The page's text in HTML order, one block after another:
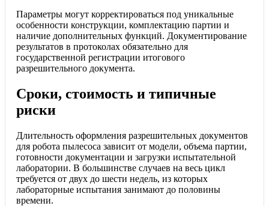
Параметры могут корректироваться под уникальные
особенности конструкции, комплектацию партии и
наличие дополнительных функций. Документирование
результатов в протоколах обязательно для
государственной регистрации итогового
разрешительного документа.
Сроки, стоимость и типичные
риски
Длительность оформления разрешительных документов
для робота пылесоса зависит от модели, объема партии,
готовности документации и загрузки испытательной
лаборатории. В большинстве случаев на весь цикл
требуется от двух до шести недель, из которых
лабораторные испытания занимают до половины
времени.